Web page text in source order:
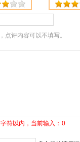
点评内容可以不填写。
符以内，当前输入： 0